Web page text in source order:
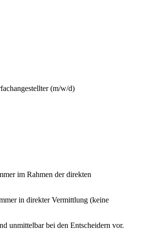
(m/w/d)
im Rahmen der direkten
in direkter Vermittlung (keine
unmittelbar bei den Entscheidern vor.